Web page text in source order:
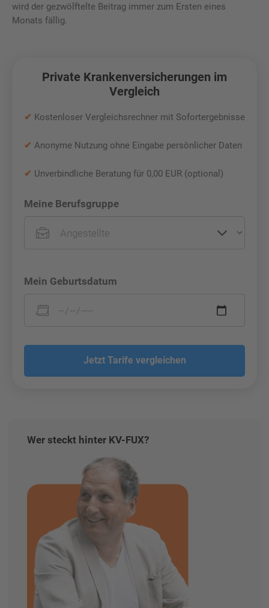
wird der gezwölftelte Beitrag immer zum Ersten eines
Monats fällig.
Private Krankenversicherungen im
Vergleich
✔ Kostenloser Vergleichsrechner mit Sofortergebnisse
✔ Anonyme Nutzung ohne Eingabe persönlicher Daten
✔ Unverbindliche Beratung für 0,00 EUR (optional)
Meine Berufsgruppe
Mein Geburtsdatum
Jetzt Tarife vergleichen
Wer steckt hinter KV-FUX?